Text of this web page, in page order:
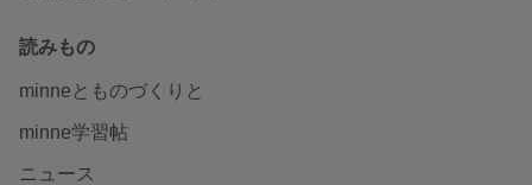
読みもの
minneとものづくりと
minne学習帖
ニュース